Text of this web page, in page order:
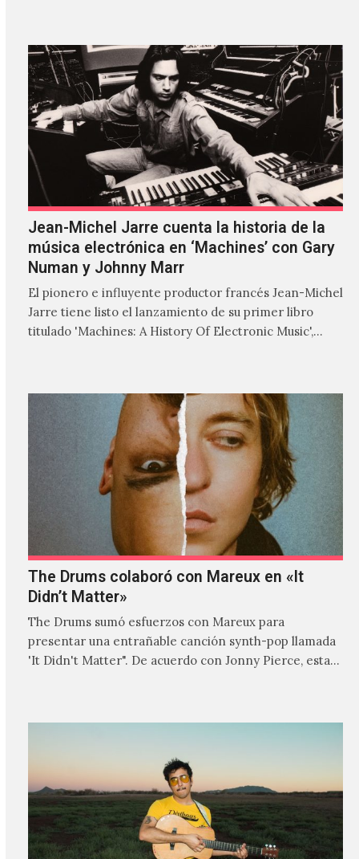
Jean-Michel Jarre cuenta la historia de la
música electrónica en ‘Machines’ con Gary
Numan y Johnny Marr
El pionero e influyente productor francés Jean-Michel
Jarre tiene listo el lanzamiento de su primer libro
titulado 'Machines: A History Of Electronic Music',
The Drums colaboró con Mareux en «It
Didn’t Matter»
The Drums sumó esfuerzos con Mareux para
presentar una entrañable canción synth-pop llamada
'It Didn't Matter". De acuerdo con Jonny Pierce, esta